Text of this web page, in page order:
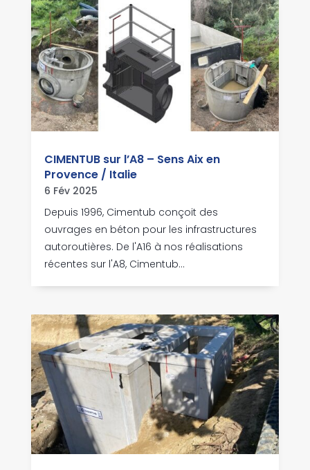
CIMENTUB sur l’A8 – Sens Aix en
Provence / Italie
6 Fév 2025
Depuis 1996, Cimentub conçoit des
ouvrages en béton pour les infrastructures
autoroutières. De l'A16 à nos réalisations
récentes sur l'A8, Cimentub...